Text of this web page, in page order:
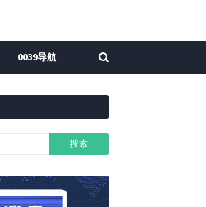
0039导航